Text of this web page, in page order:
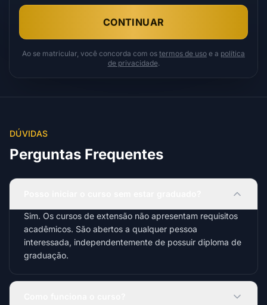
CONTINUAR
Ao se matricular, você concorda com os termos de uso e a política
de privacidade.
DÚVIDAS
Perguntas Frequentes
Sim. Os cursos de extensão não apresentam requisitos
acadêmicos. São abertos a qualquer pessoa
interessada, independentemente de possuir diploma de
graduação.